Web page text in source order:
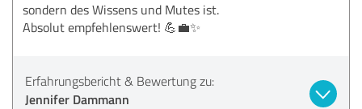
sondern des Wissens und Mutes ist.
Absolut empfehlenswert! 💪💼✨
Erfahrungsbericht & Bewertung zu:
Jennifer Dammann